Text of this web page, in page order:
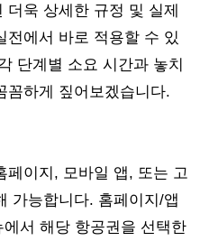
더욱 상세한 규정 및 실제
전에서 바로 적용할 수 있
단계별 소요 시간과 놓치
꼼하게 짚어보겠습니다.
페이지, 모바일 앱, 또는 고
가능합니다. 홈페이지/앱
에서 해당 항공권을 선택한